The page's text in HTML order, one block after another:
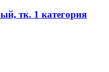
тк. 1 категория